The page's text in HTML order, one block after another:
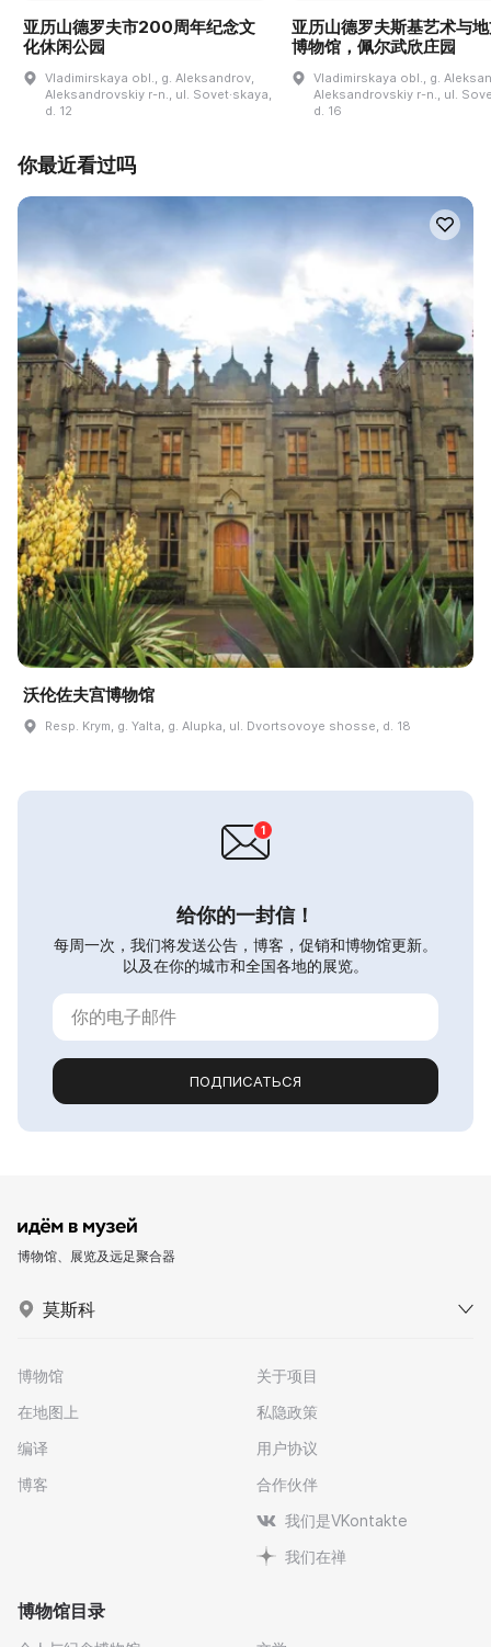
亚历山德罗夫市200周年纪念文
化休闲公园
Vladimirskaya obl., g. Aleksandrov,
Aleksandrovskiy r-n., ul. Sovet·skaya,
d. 12
亚历山德罗夫斯基艺术与
博物馆，佩尔武欣庄园
Vladimirskaya obl., g.
Aleksandrovskiy r-n., ul.
d. 16
你最近看过吗
沃伦佐夫宫博物馆
Resp. Krym, g. Yalta, g. Alupka, ul. Dvortsovoye shosse, d. 18
给你的一封信！
每周一次，我们将发送公告，博客，促销和博物馆更新。
以及在你的城市和全国各地的展览。
ПОДПИСАТЬСЯ
博物馆、展览及远足聚合器
莫斯科
博物馆
在地图上
编译
博客
关于项目
私隐政策
用户协议
合作伙伴
我们是VKontakte
我们在禅
博物馆目录